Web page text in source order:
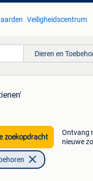
Veiligheidscentrum
Dieren en
zoekopdracht
Ontvang
nieuwe